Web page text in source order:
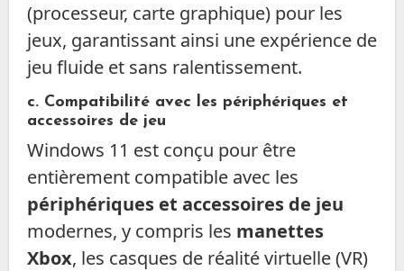
(processeur, carte graphique) pour les
jeux, garantissant ainsi une expérience de
jeu fluide et sans ralentissement.
c. Compatibilité avec les périphériques et
accessoires de jeu
Windows 11 est conçu pour être
entièrement compatible avec les
périphériques et accessoires de jeu
modernes, y compris les manettes
Xbox, les casques de réalité virtuelle (VR)